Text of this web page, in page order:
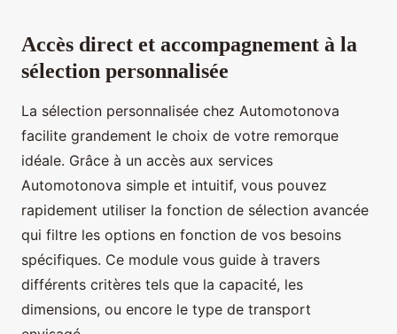
Accès direct et accompagnement à la
sélection personnalisée
La sélection personnalisée chez Automotonova
facilite grandement le choix de votre remorque
idéale. Grâce à un accès aux services
Automotonova simple et intuitif, vous pouvez
rapidement utiliser la fonction de sélection avancée
qui filtre les options en fonction de vos besoins
spécifiques. Ce module vous guide à travers
différents critères tels que la capacité, les
dimensions, ou encore le type de transport